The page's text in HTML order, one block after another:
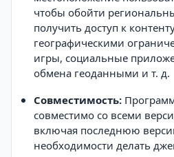
чтобы обойти
получить доступ к
географическими
игры, социальные
обмена геоданными и т. д.
Совместимость:
совместимо со всеми
включая последнюю
необходимости делать